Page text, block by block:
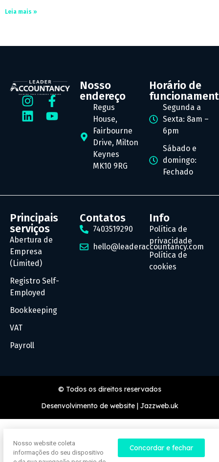
Leia mais »
Nosso
endereço
Regus
House,
Fairbourne
Drive, Milton
Keynes
MK10 9RG
Horário de
Segunda a
Sexta: 8am –
6pm
Sábado e
domingo:
Fechado
Principais
serviços
Abertura de
Empresa
(Limited)
Registro Self-
Employed
Bookkeeping
VAT
Payroll
Contatos
7403519290
hello@leaderaccountancy.com
Info
Política de
privacidade
Política de
cookies
© Todos os direitos reservados
Desenvolvimento de website | Jazzweb.uk
Nosso website coleta
informações do seu dispositivo
Concordar e fechar